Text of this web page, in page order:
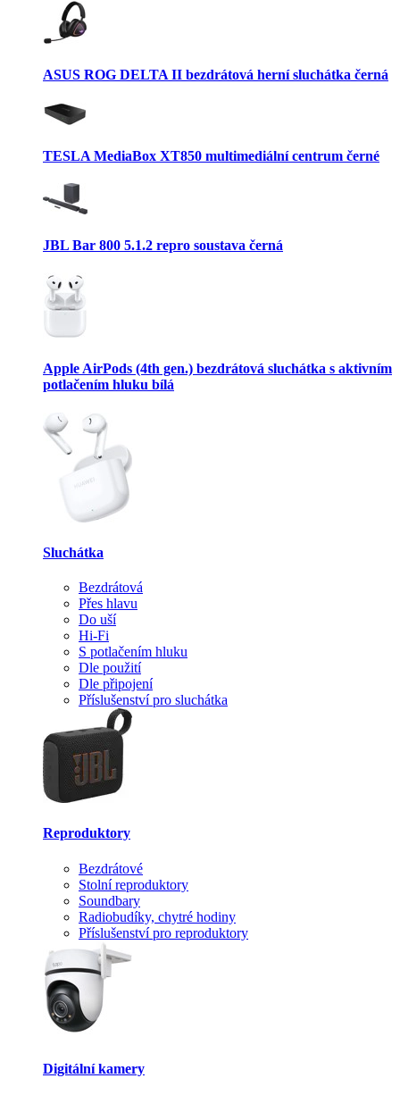
ASUS ROG DELTA II bezdrátová herní sluchátka černá
TESLA MediaBox XT850 multimediální centrum černé
JBL Bar 800 5.1.2 repro soustava černá
Apple AirPods (4th gen.) bezdrátová sluchátka s aktivním
potlačením hluku bílá
Sluchátka
Bezdrátová
Přes hlavu
Do uší
Hi-Fi
S potlačením hluku
Dle použití
Dle připojení
Příslušenství pro sluchátka
Reproduktory
Bezdrátové
Stolní reproduktory
Soundbary
Radiobudíky, chytré hodiny
Příslušenství pro reproduktory
Digitální kamery